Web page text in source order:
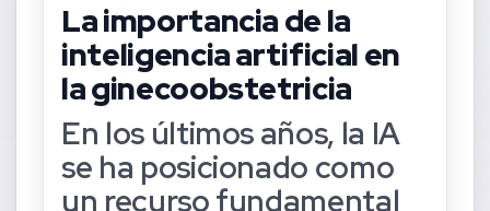
La importancia de la
inteligencia artificial en
la ginecoobstetricia
En los últimos años, la IA
se ha posicionado como
un recurso fundamental